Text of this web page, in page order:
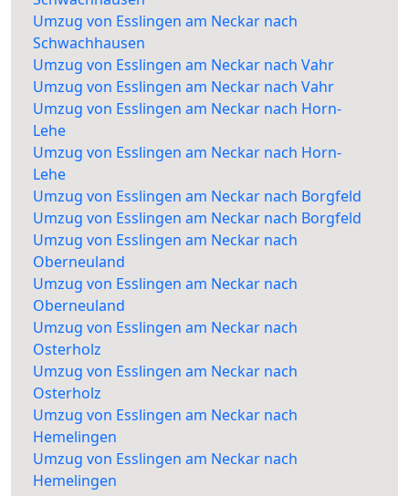
Umzug von Esslingen am Neckar nach
Schwachhausen
Umzug von Esslingen am Neckar nach Vahr
Umzug von Esslingen am Neckar nach Vahr
Umzug von Esslingen am Neckar nach Horn-
Lehe
Umzug von Esslingen am Neckar nach Horn-
Lehe
Umzug von Esslingen am Neckar nach Borgfeld
Umzug von Esslingen am Neckar nach Borgfeld
Umzug von Esslingen am Neckar nach
Oberneuland
Umzug von Esslingen am Neckar nach
Oberneuland
Umzug von Esslingen am Neckar nach
Osterholz
Umzug von Esslingen am Neckar nach
Osterholz
Umzug von Esslingen am Neckar nach
Hemelingen
Umzug von Esslingen am Neckar nach
Hemelingen